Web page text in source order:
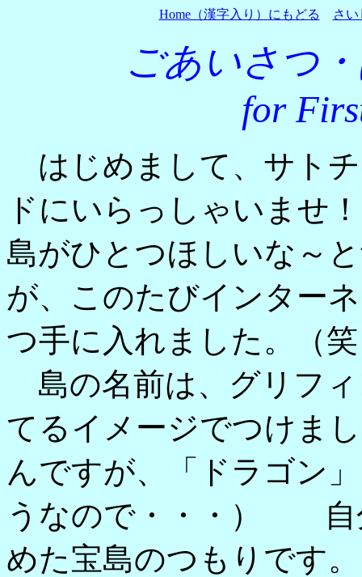
Home（漢字入り）にもどる さ
ごあいさつ
for
はじめまして、サト
ドにいらっしゃいませ
島がひとつほしいな～
が、このたびインター
つ手に入れました。（
島の名前は、グリフ
てるイメージでつけま
んですが、「ドラゴン
うなので・・・） 自
めた宝島のつもりです